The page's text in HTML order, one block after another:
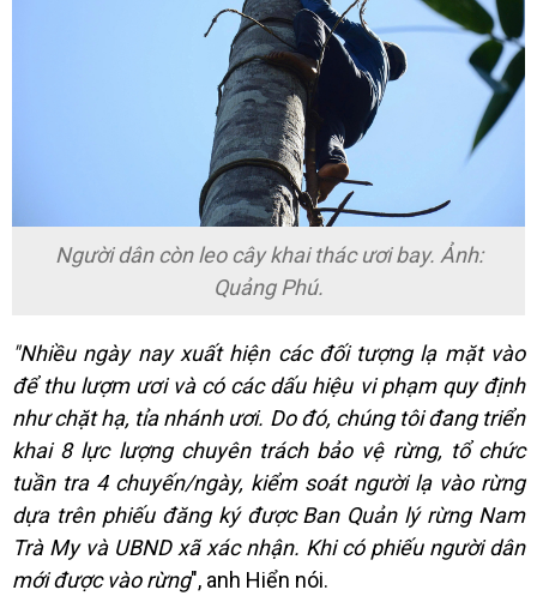
Người dân còn leo cây khai thác ươi bay. Ảnh:
Quảng Phú.
"Nhiều ngày nay xuất hiện các đối tượng lạ mặt vào
để thu lượm ươi và có các dấu hiệu vi phạm quy định
như chặt hạ, tỉa nhánh ươi. Do đó, chúng tôi đang triển
khai 8 lực lượng chuyên trách bảo vệ rừng, tổ chức
tuần tra 4 chuyến/ngày, kiểm soát người lạ vào rừng
dựa trên phiếu đăng ký được Ban Quản lý rừng Nam
Trà My và UBND xã xác nhận. Khi có phiếu người dân
mới được vào rừng", anh Hiển nói.